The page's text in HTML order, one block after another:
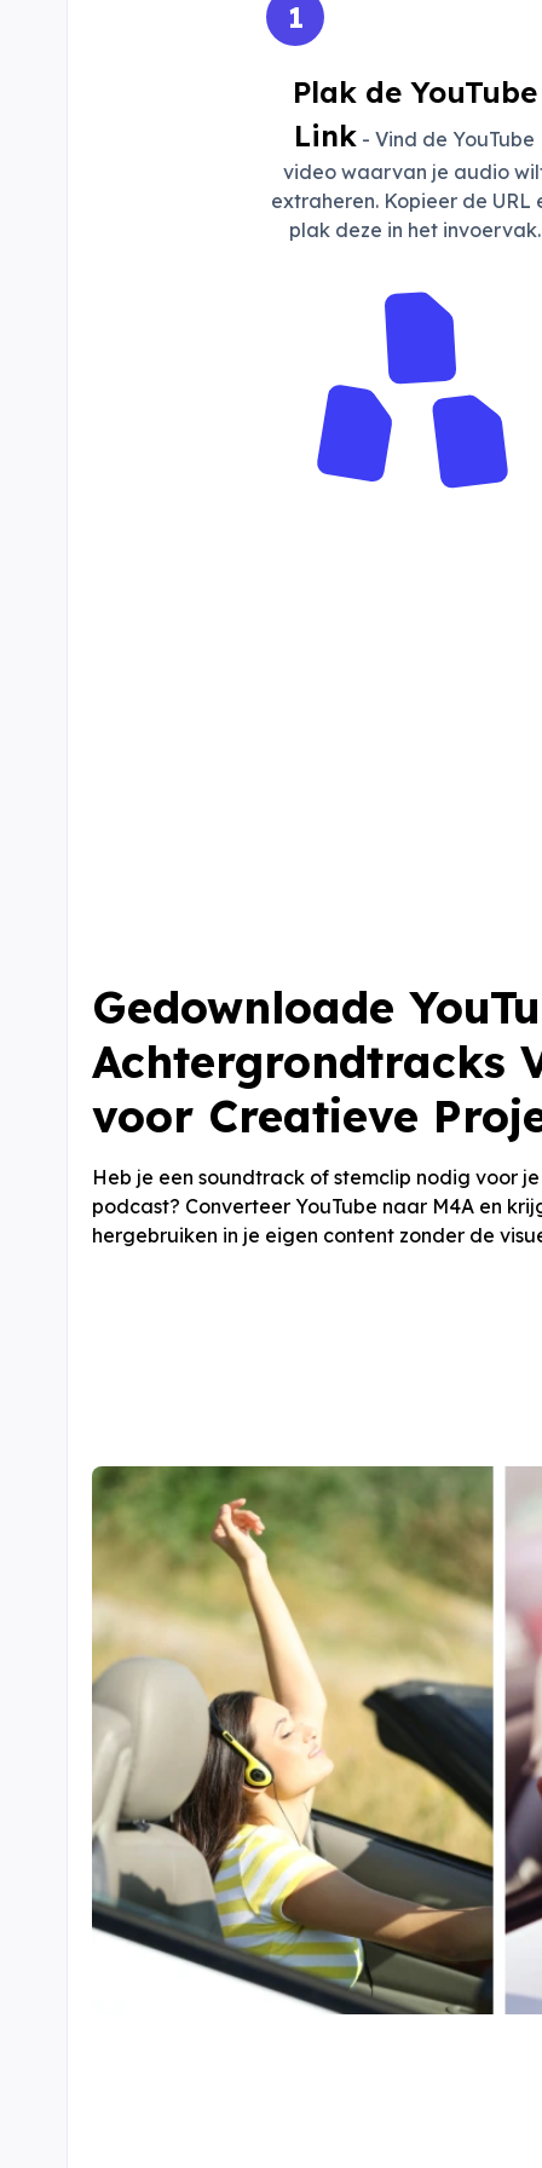
1
Plak de YouTube
Link - Vind de YouTube
video waarvan je audio
extraheren. Kopieer de URL
plak deze in het invoervak.
Gedownloade
Achtergrondtracks
voor Creatieve
Heb je een soundtrack of stemclip nodig voor
podcast? Converteer YouTube naar M4A en
hergebruiken in je eigen content zonder de